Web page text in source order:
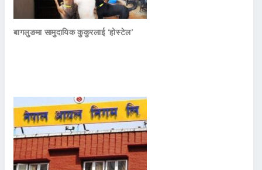
बागलुङमा सामुदायिक कुकुरलाई ‘होस्टेल’